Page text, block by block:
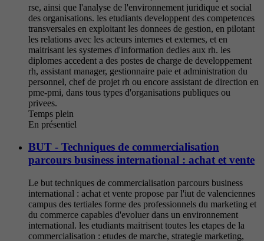
rse, ainsi que l'analyse de l'environnement juridique et social
des organisations. les etudiants developpent des competences
transversales en exploitant les donnees de gestion, en pilotant
les relations avec les acteurs internes et externes, et en
maitrisant les systemes d'information dedies aux rh. les
diplomes accedent a des postes de charge de developpement
rh, assistant manager, gestionnaire paie et administration du
personnel, chef de projet rh ou encore assistant de direction en
pme-pmi, dans tous types d'organisations publiques ou
privees.
Temps plein
En présentiel
BUT - Techniques de commercialisation
parcours business international : achat et vente
Le but techniques de commercialisation parcours business
international : achat et vente propose par l'iut de valenciennes
campus des tertiales forme des professionnels du marketing et
du commerce capables d'evoluer dans un environnement
international. les etudiants maitrisent toutes les etapes de la
commercialisation : etudes de marche, strategie marketing,